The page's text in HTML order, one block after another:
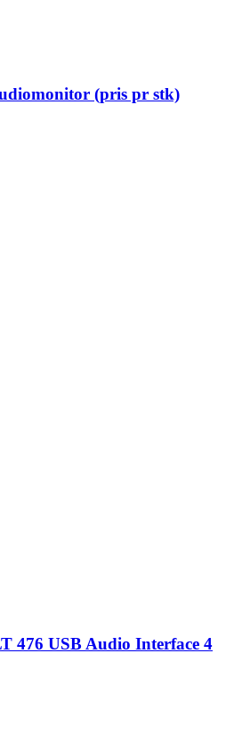
(pris pr stk)
476 USB Audio Interface 4